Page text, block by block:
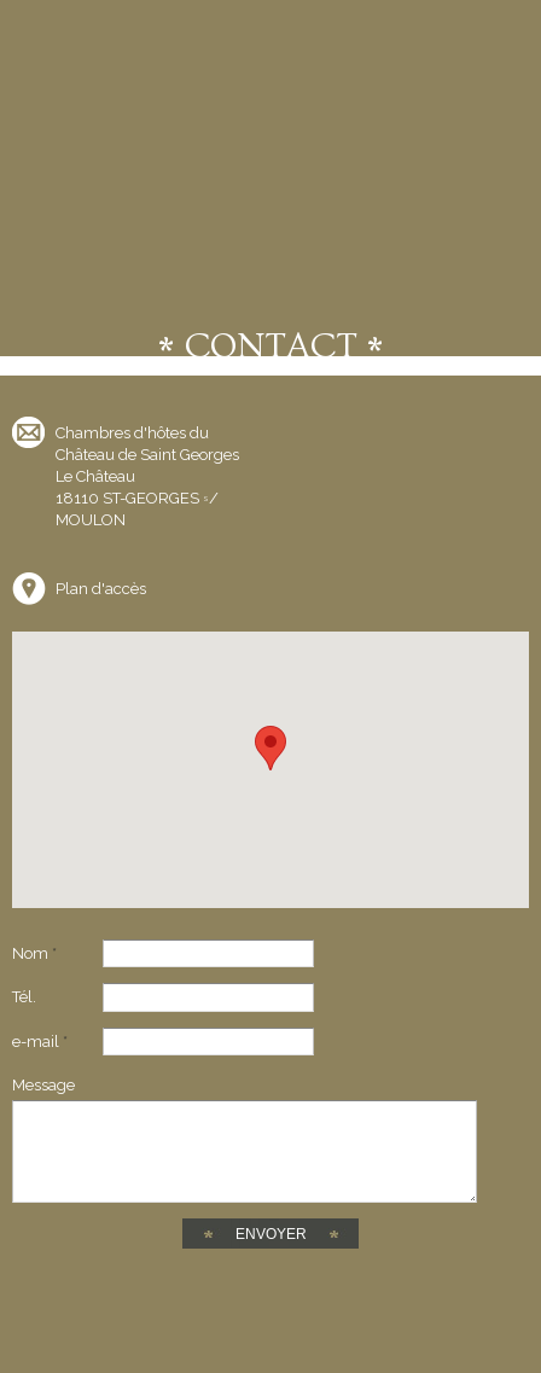
CONTACT
Chambres d'hôtes du
Château de Saint Georges
Le Château
18110 ST-GEORGES s/
MOULON
Plan d'accès
Nom *
Tél.
e-mail *
Message